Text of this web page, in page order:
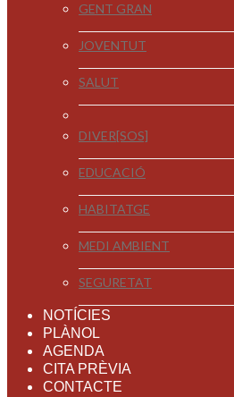
GENT GRAN
JOVENTUT
SALUT
DIVER[SOS]
EDUCACIÓ
HABITATGE
MEDI AMBIENT
SEGURETAT
NOTÍCIES
PLÀNOL
AGENDA
CITA PRÈVIA
CONTACTE